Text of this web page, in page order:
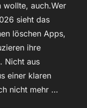
wollte, auch.Wer
sieht das
löschen Apps,
ihre
Nicht aus
einer klaren
nicht mehr …